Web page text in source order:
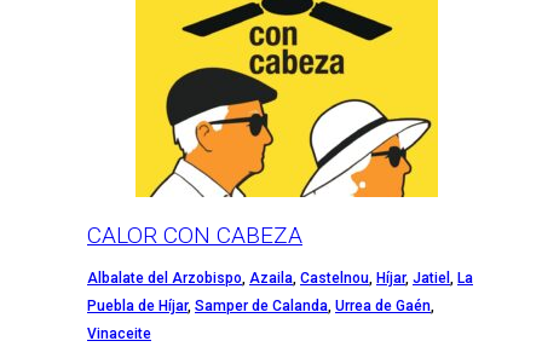
CALOR CON CABEZA
Albalate del Arzobispo, Azaila, Castelnou, Híjar, Jatiel , La
Puebla de Híjar, Samper de Calanda, Urrea de Gaén,
Vinaceite